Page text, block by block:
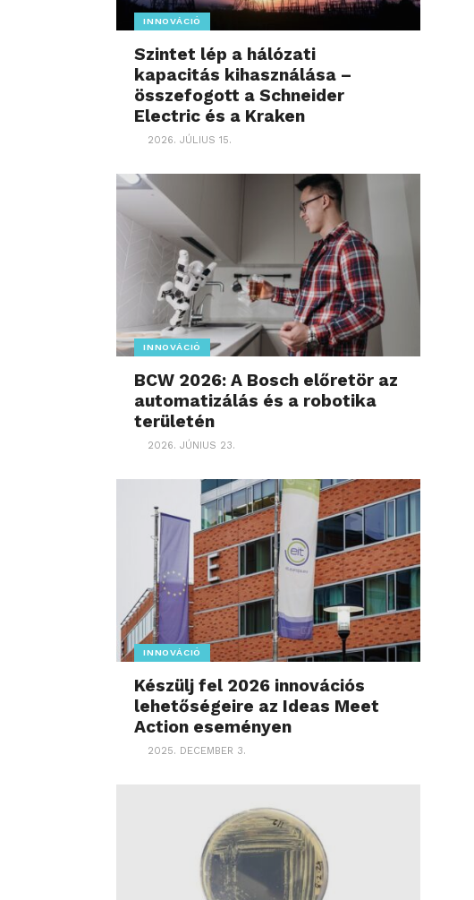
INNOVÁCIÓ
Szintet lép a hálózati
kapacitás kihasználása –
összefogott a Schneider
Electric és a Kraken
2026. JÚLIUS 15.
INNOVÁCIÓ
BCW 2026: A Bosch előretör az
automatizálás és a robotika
területén
2026. JÚNIUS 23.
INNOVÁCIÓ
Készülj fel 2026 innovációs
lehetőségeire az Ideas Meet
Action eseményen
2025. DECEMBER 3.